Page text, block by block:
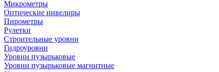
Микрометры
Оптические нивелиры
Пирометры
Рулетки
Строительные уровни
Гидроуровни
Уровни пузырьковые
Уровни пузырьковые магнитные